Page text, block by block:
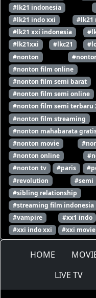
#lk21 indonesia
#lk21 indo xxi
#lk21
#lk21 xxi indonesia
#lk21xxi
#lkc21
#nonton
#nonton film online
#nonton film semi barat
#nonton film semi online
#nonton film semi terbaru
#nonton film streaming
#nonton mahabarata
#nonton movie
#nonton online
#nonton tv
#paris
#revolution
#semi
#sibling relationship
#streaming film indonesia
#vampire
#xx1 indo
#xxi indo xxi
#xxi movie
HOME
LIVE TV